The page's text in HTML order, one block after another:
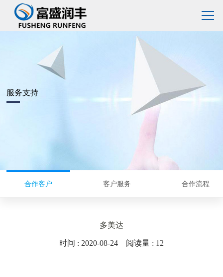
服务支持
合作客户 客户服务 合作流程
多美达
时间 : 2020-08-24 阅读量 : 12